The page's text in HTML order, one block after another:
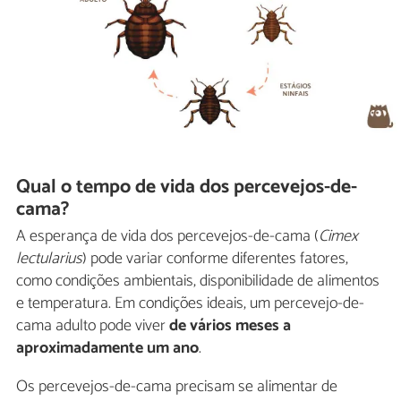
Qual o tempo de vida dos percevejos-de-
cama?
A esperança de vida dos percevejos-de-cama (Cimex
lectularius) pode variar conforme diferentes fatores,
como condições ambientais, disponibilidade de alimentos
e temperatura. Em condições ideais, um percevejo-de-
cama adulto pode viverde vários meses a
aproximadamente um ano.
Os percevejos-de-cama precisam se alimentar de